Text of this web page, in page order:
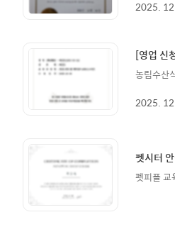
2025.
[영업 신
농림수산
2025.
펫시터
펫피플 교